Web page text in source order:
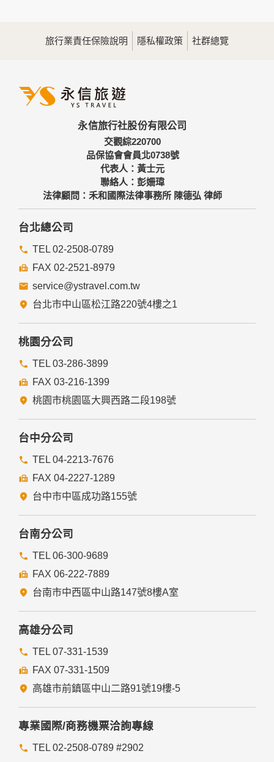
為提供精確的服務，我們會將收集的問卷調查內容進行統計與
分析，分析結果之統計數據或說明文字呈現，除供內部研究
三、資料之保護
備及必要的安全防護措施，加以保護網站及您的個人資料採用
嚴格的保護措施，只由經過授權的人員才能接觸您的個人資
料，相關處理人員皆簽有保密合約，如有違反保密義務者，將
會受到相關的法律處分。
如因業務需要有必要委託其他單位提供服務時，本網站亦會嚴
格要求其遵守保密義務，並且採取必要檢查程序以確定其將確
實遵守。
四、網站對外的相關連結
提供的連結，點選進入其他網站。但該連結網站不適用本網站
的隱私權保護政策，您必須參考該連結網站中的隱私權保護政
策。
五、與第三人共用個人資料之政策
本網站絕不會提供、交換、出租或出售任何您的個人資料給其
他個人、團體、私人企業或公務機關，但有法律依據或合約義
務者，不在此限。
前項但書之情形包括不限於：
經由您書面同意。
法律明文規定。
與公務機關或學術研究機構合作，基於公共利益為統計或學術
研究而有必要，且資料經過提供者處理或蒐集者依其揭露方式
無從識別特定之當事人。
當您在網站的行為，違反服務條款或可能損害或妨礙網站與其
揭露您的個人資料是為了辨識、聯絡或採取法律行動所必要
者。
本網站委託廠商協助蒐集、處理或利用您的個人資料時，將對
委外廠商或個人善盡監督管理之責。
六、Cookie之使用
為了提供您最佳的服務，本網站會在您的電腦中放置並取用我
們的Cookie，若您不願接受Cookie的寫入，您可在您使用的
瀏覽器功能項中設定隱私權等級為高，即可拒絕Cookie的寫
七、隱私權保護政策之修正
款將刊登於網站上。
旅行業責任保險說明 隱私權政策 社群總覽
永信旅行社股份有限公司
交觀綜220700
品保協會會員北0738號
代表人：黃士元
聯絡人：彭姍瑋
法律顧問：禾和國際法律事務所 陳德弘 律師
台北總公司
TEL 02-2508-0789
FAX 02-2521-8979
service@ystravel.com.tw
台北市中山區松江路220號4樓之1
桃園分公司
TEL 03-286-3899
FAX 03-216-1399
桃園市桃園區大興西路二段198號
台中分公司
TEL 04-2213-7676
FAX 04-2227-1289
台中市中區成功路155號
台南分公司
TEL 06-300-9689
FAX 06-222-7889
台南市中西區中山路147號8樓A室
高雄分公司
TEL 07-331-1539
FAX 07-331-1509
高雄市前鎮區中山二路91號19樓-5
專業國際/商務機票洽詢專線
TEL 02-2508-0789 #2902